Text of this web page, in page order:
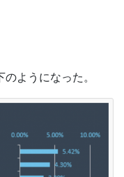
ようになった。